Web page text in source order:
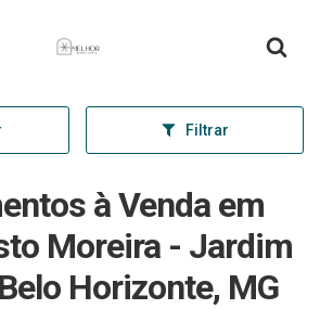
Página inicial
Filtrar
à Venda em
Moreira - Jardim
Horizonte, MG